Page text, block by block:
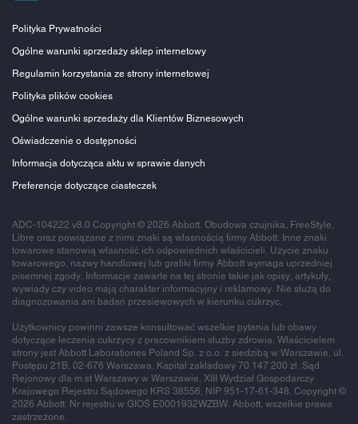
Polityka Prywatności
Ogólne warunki sprzedaży sklep internetowy
Regulamin korzystania ze strony internetowej
Polityka plików cookies
Ogólne warunki sprzedaży dla Klientów Biznesowych
Oświadczenie o dostępności
Informacja dotycząca aktu w sprawie danych
Preferencje dotyczące ciasteczek
ADC-104222 v8.0 Copyright © 2026 Abbott. Obudowa czujnika, FreeStyle,
Libre oraz powiązane z nimi znaki są własnością firmy Abbott. Inne znaki
towarowe stanowią własność ich odpowiednich właścicieli. Użycie znaku
towarowego, nazwy handlowej lub grafiki firmy Abbott wymaga uprzedniej
pisemnej zgody. Informacje zawarte na tej stronie takie jak opisy, artykuły,
wywiady czy video mają charakter informacyjny i reklamowy. Nie służą do
diagnozowania ani badań przesiewowych w kierunku cukrzyc.
Użytkownicy powinni zawsze konsultować wszelkie pytania lub obawy
dotyczące leczenia cukrzycy z pracownikiem służby zdrowia. Właścicielem
strony jest Abbott Laboratiories Poland Sp. z o.o. z siedzibą w Warszawie, ul.
Postępu 21B, 02-676 Warszawa. Kapitał zakładowy 70 147 200 zł. Sąd
Rejonowy dla m.st Warszawy w Warszawie. XIII Wydział Gospodarczy
Krajowego Rejestru Sądowego KRS 38556, NIP 951-17-61-348. Copyright ©
2026 Abbott. Nr rejestru w GIOŚ E0001932WZBW. Abbott, wszelkie prawa
zastrzeżone.